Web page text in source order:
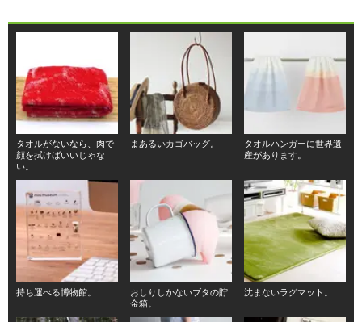
タオルがないなら、肉で
顔を拭けばいいじゃな
い。
まあるいカゴバッグ。
タオルハンガーに世界遺
産があります。
持ち運べる博物館。
おしりしかないブタの貯
金箱。
沈まないラグマット。